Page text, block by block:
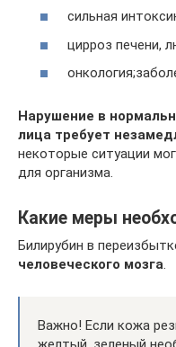
сильная
цирроз печени,
Нарушение в
лица требует
некоторые ситуации
для организма.
Какие меры
Билирубин в
человеческого мозга.
Важно! Если кожа